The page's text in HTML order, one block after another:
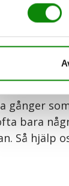
om
ton. Vill
vi har en
gånger
bara
Så hjälp